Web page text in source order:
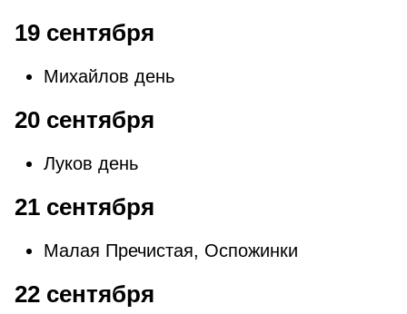
19 сентября
Михайлов день
20 сентября
Луков день
21 сентября
Малая Пречистая, Оспожинки
22 сентября